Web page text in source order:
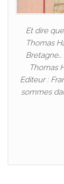
Et dire
Thomas
Bretagne…
Thomas
Editeur :
sommes